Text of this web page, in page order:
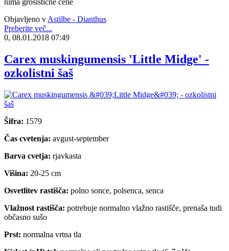
Objavljeno v Astilbe - Dianthus
Preberite več...
0, 08.01.2018 07:49
Carex muskingumensis 'Little Midge' -
ozkolistni šaš
Šifra: 1579
Čas cvetenja: avgust-september
Barva cvetja: rjavkasta
Višina: 20-25 cm
Osvetlitev rastišča: polno sonce, polsenca, senca
Vlažnost rastišča: potrebuje normalno vlažno rastišče, prenaša tudi
občasno sušo
Prst: normalna vrtna tla